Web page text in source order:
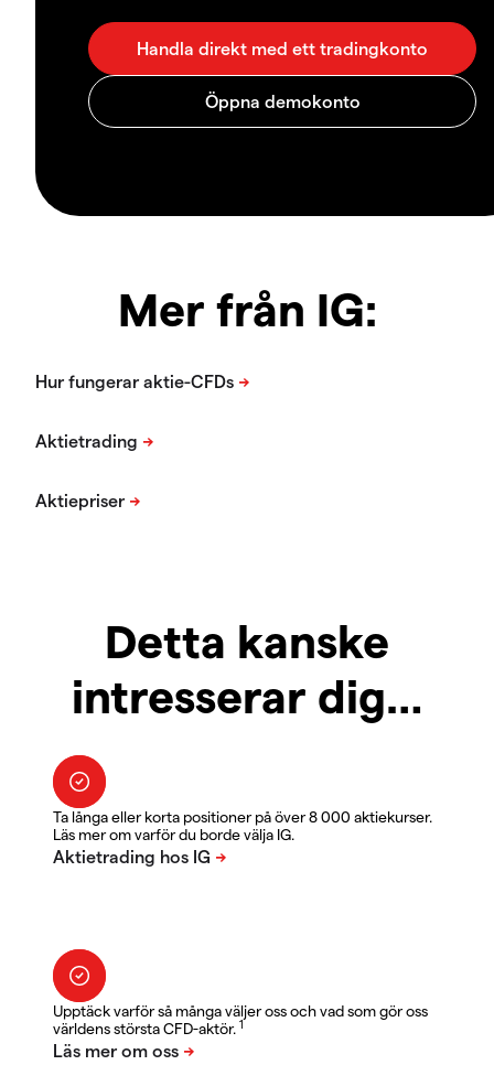
Mer från IG:
Detta kanske
intresserar dig…
Ta långa eller korta positioner på över 8 000 aktiekurser.
Läs mer om varför du borde välja IG.
Upptäck varför så många väljer oss och vad som gör oss
världens största CFD-aktör. 1